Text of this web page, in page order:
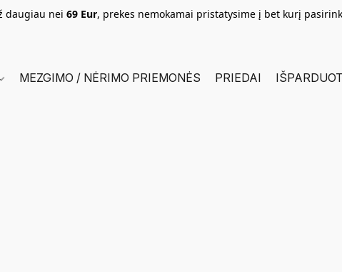
daugiau nei 69 Eur, prekes nemokamai pristatysime į bet kurį
MEZGIMO / NĖRIMO PRIEMONĖS PRIEDAI